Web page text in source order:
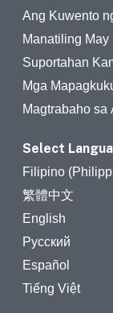
Ang Kuwento
Manatiling May
Suportahan
Mga
Magtrabaho sa
Select
Filipino
繁體中文
English
Русский
Español
Tiếng Việt